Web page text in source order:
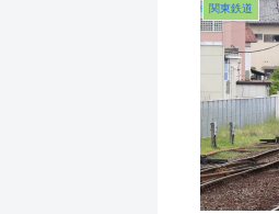
関東鉄道